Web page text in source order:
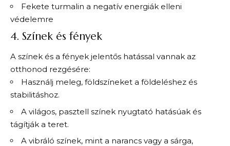
Fekete turmalin a negatív energiák elleni
védelemre
4. Színek és fények
A színek és a fények jelentős hatással vannak az
otthonod rezgésére:
Használj meleg, földszíneket a földeléshez és
stabilitáshoz.
A világos, pasztell színek nyugtató hatásúak és
tágítják a teret.
A vibráló színek, mint a narancs vagy a sárga,